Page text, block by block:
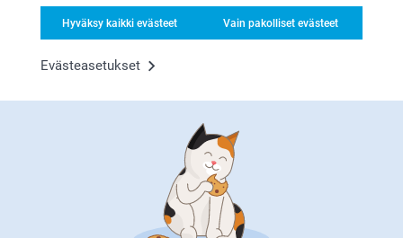
Hyväksy kaikki evästeet Vain pakolliset evästeet
Evästeasetukset
Alkaen 19,95
(1 arvostelut)
Alkaen 10,95
(388 arvostelut)
smartphoto